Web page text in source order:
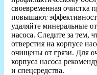
своевременная очистка
повышают
удаляйте минеральные
насоса. Следите за тем,
отверстия на корпусе
очищены от грязи. Для
корпуса насоса
и спецсредства.